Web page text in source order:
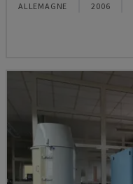
ALLEMAGNE 2006